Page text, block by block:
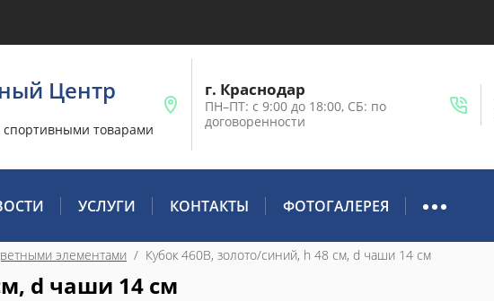
Центр
спортивными товарами
г. Краснодар
ПН–ПТ: с 9:00 до 18:00, СБ: по
договоренности
УСЛУГИ КОНТАКТЫ ФОТОГАЛЕРЕЯ
элементами
  /  Кубок 460B, золото/синий, h 48 см, d чаши 14 см
d чаши 14 см